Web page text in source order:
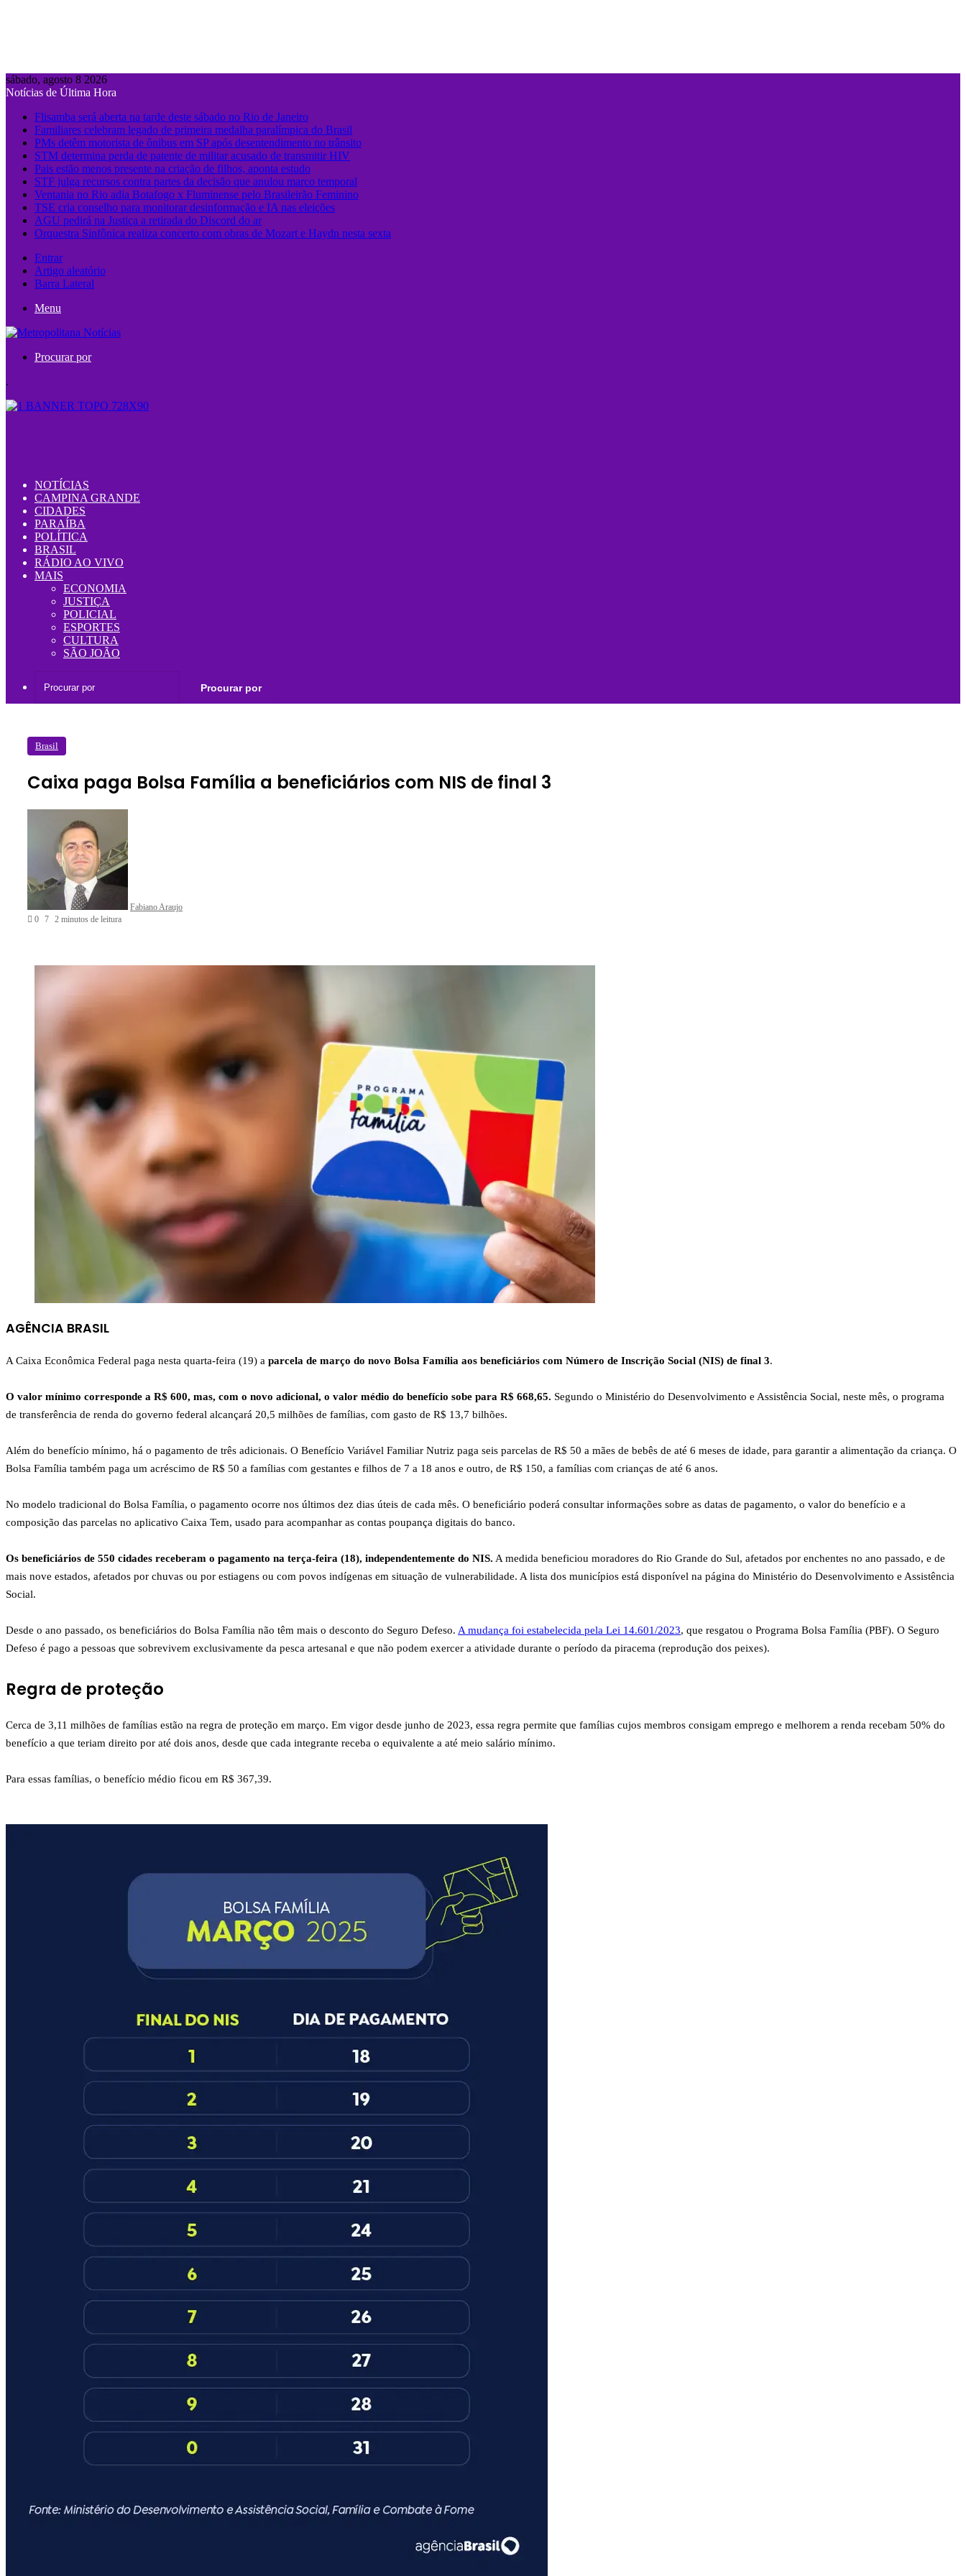
sábado, agosto 8 2026
Notícias de Última Hora
Flisamba será aberta na tarde deste sábado no Rio de Janeiro
Familiares celebram legado de primeira medalha paralímpica do Brasil
PMs detêm motorista de ônibus em SP após desentendimento no trânsito
STM determina perda de patente de militar acusado de transmitir HIV
Pais estão menos presente na criação de filhos, aponta estudo
STF julga recursos contra partes da decisão que anulou marco temporal
Ventania no Rio adia Botafogo x Fluminense pelo Brasileirão Feminino
TSE cria conselho para monitorar desinformação e IA nas eleições
AGU pedirá na Justiça a retirada do Discord do ar
Orquestra Sinfônica realiza concerto com obras de Mozart e Haydn nesta sexta
Entrar
Artigo aleatório
Barra Lateral
Menu
Procurar por
.
NOTÍCIAS
CAMPINA GRANDE
CIDADES
PARAÍBA
POLÍTICA
BRASIL
RÁDIO AO VIVO
MAIS
ECONOMIA
JUSTIÇA
POLICIAL
ESPORTES
CULTURA
SÃO JOÃO
Procurar por
Brasil
Caixa paga Bolsa Família a beneficiários com NIS de final 3
Fabiano Araujo
0 7 2 minutos de leitura
AGÊNCIA BRASIL
A Caixa Econômica Federal paga nesta quarta-feira (19) a parcela de março do novo Bolsa Família aos beneficiários com Número de Inscrição Social (NIS) de final 3.
O valor mínimo corresponde a R$ 600, mas, com o novo adicional, o valor médio do benefício sobe para R$ 668,65. Segundo o Ministério do Desenvolvimento e Assistência Social, neste mês, o programa
de transferência de renda do governo federal alcançará 20,5 milhões de famílias, com gasto de R$ 13,7 bilhões.
Além do benefício mínimo, há o pagamento de três adicionais. O Benefício Variável Familiar Nutriz paga seis parcelas de R$ 50 a mães de bebês de até 6 meses de idade, para garantir a alimentação da criança. O
Bolsa Família também paga um acréscimo de R$ 50 a famílias com gestantes e filhos de 7 a 18 anos e outro, de R$ 150, a famílias com crianças de até 6 anos.
No modelo tradicional do Bolsa Família, o pagamento ocorre nos últimos dez dias úteis de cada mês. O beneficiário poderá consultar informações sobre as datas de pagamento, o valor do benefício e a
composição das parcelas no aplicativo Caixa Tem, usado para acompanhar as contas poupança digitais do banco.
Os beneficiários de 550 cidades receberam o pagamento na terça-feira (18), independentemente do NIS. A medida beneficiou moradores do Rio Grande do Sul, afetados por enchentes no ano passado, e de
mais nove estados, afetados por chuvas ou por estiagens ou com povos indígenas em situação de vulnerabilidade. A lista dos municípios está disponível na página do Ministério do Desenvolvimento e Assistência
Social.
Desde o ano passado, os beneficiários do Bolsa Família não têm mais o desconto do Seguro Defeso. A mudança foi estabelecida pela Lei 14.601/2023, que resgatou o Programa Bolsa Família (PBF). O Seguro
Defeso é pago a pessoas que sobrevivem exclusivamente da pesca artesanal e que não podem exercer a atividade durante o período da piracema (reprodução dos peixes).
Regra de proteção
Cerca de 3,11 milhões de famílias estão na regra de proteção em março. Em vigor desde junho de 2023, essa regra permite que famílias cujos membros consigam emprego e melhorem a renda recebam 50% do
benefício a que teriam direito por até dois anos, desde que cada integrante receba o equivalente a até meio salário mínimo.
Para essas famílias, o benefício médio ficou em R$ 367,39.